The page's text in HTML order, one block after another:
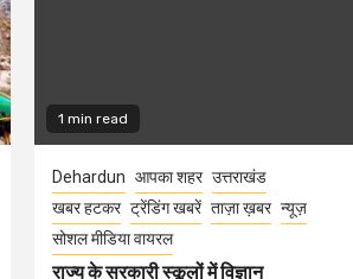
1 min read
Dehardun आपका शहर उत्तराखंड
खबर हटकर ट्रेंडिंग खबरें ताज़ा ख़बर न्यूज़
सोशल मीडिया वायरल
राज्य के सरकारी स्कूलों में विज्ञान